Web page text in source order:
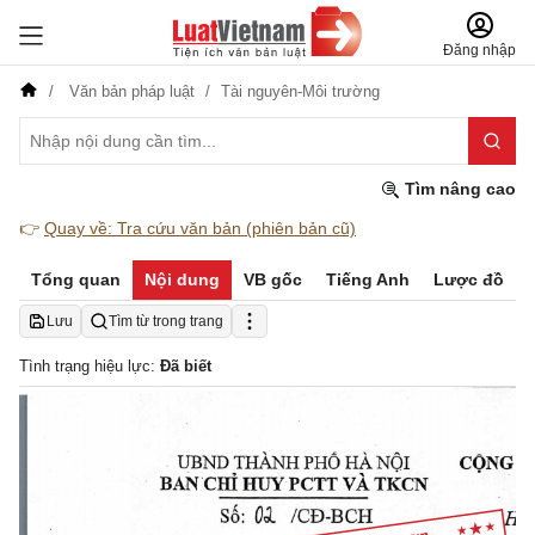
Đăng nhập
Văn bản pháp luật Tài nguyên-Môi trường
Tìm nâng cao
👉 Quay về: Tra cứu văn bản (phiên bản cũ)
Tổng quan Nội dung VB gốc Tiếng Anh Lược đồ
Lưu Tìm từ trong trang
Tình trạng hiệu lực: Đã biết
UBND THANH PHO HA NOT CONG
BAN CIII HUY PCTT vA TKCN
S: /CD-BCH